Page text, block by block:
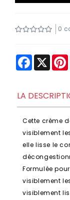
0
Facebook
X
LA
Cette crème
visiblement
elle lisse le
Formulée
visiblement
visiblement